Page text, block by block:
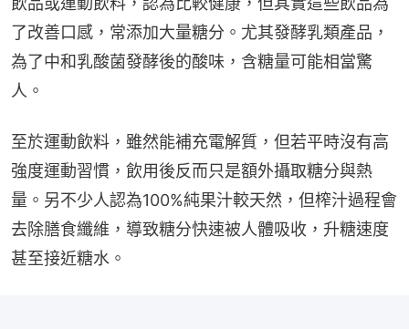
了改善口感，常添加大量糖分。尤其發酵乳類產品，
為了中和乳酸菌發酵後的酸味，含糖量可能相當驚
人。
至於運動飲料，雖然能補充電解質，但若平時沒有高
強度運動習慣，飲用後反而只是額外攝取糖分與熱
量。另不少人認為100%純果汁較天然，但榨汁過程會
去除膳食纖維，導致糖分快速被人體吸收，升糖速度
甚至接近糖水。